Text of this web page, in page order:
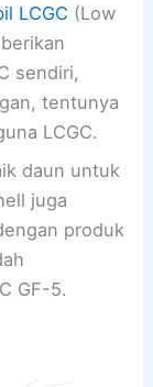
LCGC (Low
sendiri,
tentunya
LCGC.
daun untuk
juga
produk
GF-5.